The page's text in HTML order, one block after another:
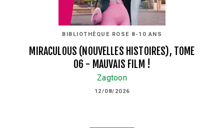
BIBLIOTHÈQUE ROSE 8-10 ANS
MIRACULOUS (NOUVELLES HISTOIRES), TOME
06 - MAUVAIS FILM !
Zagtoon
12/08/2026